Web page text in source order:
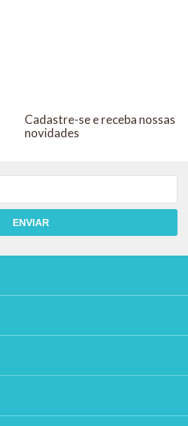
Cadastre-se e receba nossas
novidades
ENVIAR